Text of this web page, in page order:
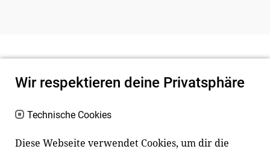
Wir respektieren deine Privatsphäre
Technische Cookies
Diese Webseite verwendet Cookies, um dir die